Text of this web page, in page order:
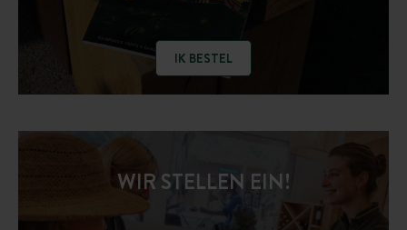
IK BESTEL
WIR STELLEN EIN!